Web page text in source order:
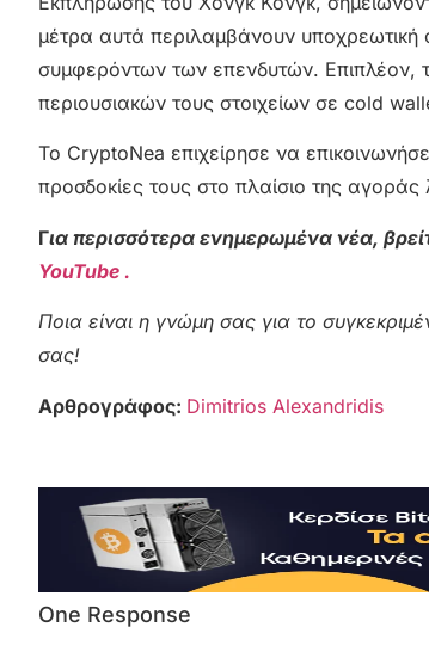
μέτρα αυτά περιλαμβάνουν
συμφερόντων των επενδυτών. Επιπλέον,
περιουσιακών τους στοιχείων σε cold
Το CryptoNea επιχείρησε να
προσδοκίες τους στο πλαίσιο της
Για περισσότερα ενημερωμένα νέα,
YouTube .
Ποια είναι η γνώμη σας για το
σας!
Αρθρογράφος: Dimitrios Alexandridis
One Response